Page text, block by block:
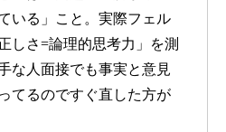
いる」こと。実際フェル
しさ=論理的思考力」を測
な人面接でも事実と意見
てるのですぐ直した方が